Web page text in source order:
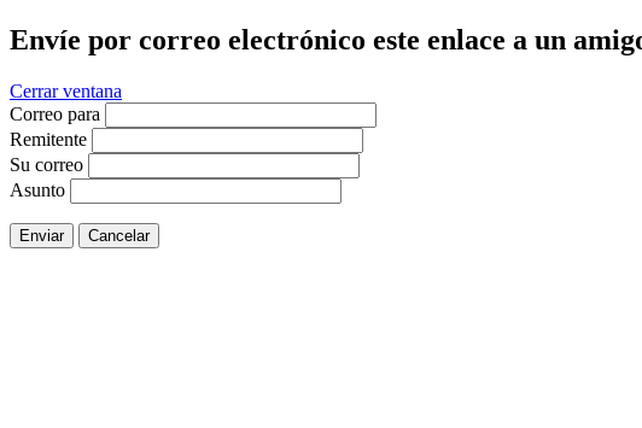
Envíe por correo electrónico este enlace a un
Cerrar ventana
Correo para
Remitente
Su correo
Asunto
Enviar Cancelar